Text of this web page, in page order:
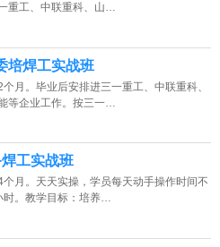
重工、中联重科、山…
培焊工实战班
月。毕业后安排进三一重工、中联重科、
等企业工作。按三一…
工实战班
个月。天天实操，学员每天动手操作时间不
时。教学目标：培养…